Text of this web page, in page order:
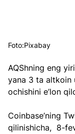
Foto:Pixabay
AQShning eng
yana 3 ta altkoin
ochishini e’lon
Coinbase’ning
qilinishicha,  8-